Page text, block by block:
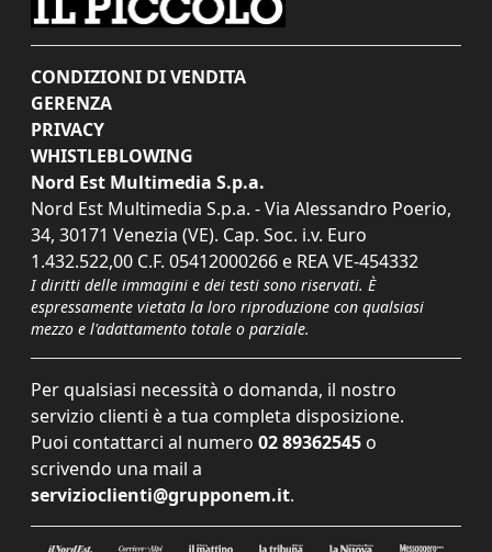
CONDIZIONI DI VENDITA
GERENZA
PRIVACY
WHISTLEBLOWING
Nord Est Multimedia S.p.a.
Nord Est Multimedia S.p.a. - Via Alessandro Poerio,
34, 30171 Venezia (VE). Cap. Soc. i.v. Euro
1.432.522,00 C.F. 05412000266 e REA VE-454332
I diritti delle immagini e dei testi sono riservati. È
espressamente vietata la loro riproduzione con qualsiasi
mezzo e l'adattamento totale o parziale.
Per qualsiasi necessità o domanda, il nostro
servizio clienti è a tua completa disposizione.
Puoi contattarci al numero 02 89362545 o
scrivendo una mail a
servizioclienti@grupponem.it.